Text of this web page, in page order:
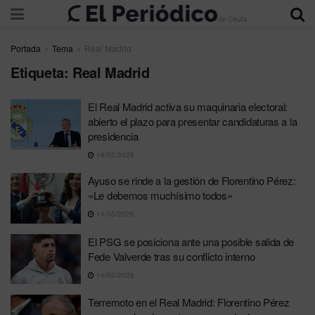
Portada Tema Real Madrid
Etiqueta: Real Madrid
El Real Madrid activa su maquinaria electoral:
abierto el plazo para presentar candidaturas a la
presidencia
14/05/2026
Ayuso se rinde a la gestión de Florentino Pérez:
«Le debemos muchísimo todos»
14/05/2026
El PSG se posiciona ante una posible salida de
Fede Valverde tras su conflicto interno
14/05/2026
Terremoto en el Real Madrid: Florentino Pérez